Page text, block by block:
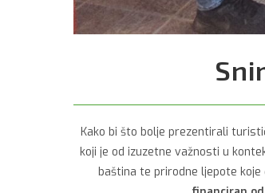
Kako bi što bolje prezentirali
koji je od izuzetne važnosti u
baština te prirodne ljepote